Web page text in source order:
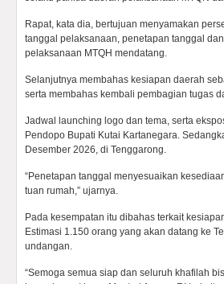
Rapat, kata dia, bertujuan menyamakan
tanggal pelaksanaan, penetapan tanggal
pelaksanaan MTQH mendatang.
Selanjutnya membahas kesiapan daerah
serta membahas kembali pembagian tugas
Jadwal launching logo dan tema, serta
Pendopo Bupati Kutai Kartanegara.
Desember 2026, di Tenggarong.
“Penetapan tanggal menyesuaikan
tuan rumah,” ujarnya.
Pada kesempatan itu dibahas terkait
Estimasi 1.150 orang yang akan datang ke
undangan.
“Semoga semua siap dan seluruh khafilah